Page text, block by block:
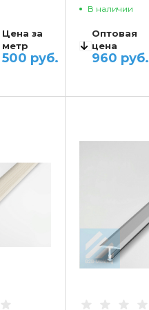
2 970 руб.
Цена за
метр
500 руб.
В наличии
до 10
Оптовая
цена
960 руб.